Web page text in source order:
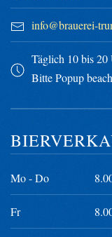
info@brauerei-
Täglich 10 bis 20
Bitte Popup
Mo - Do
Fr